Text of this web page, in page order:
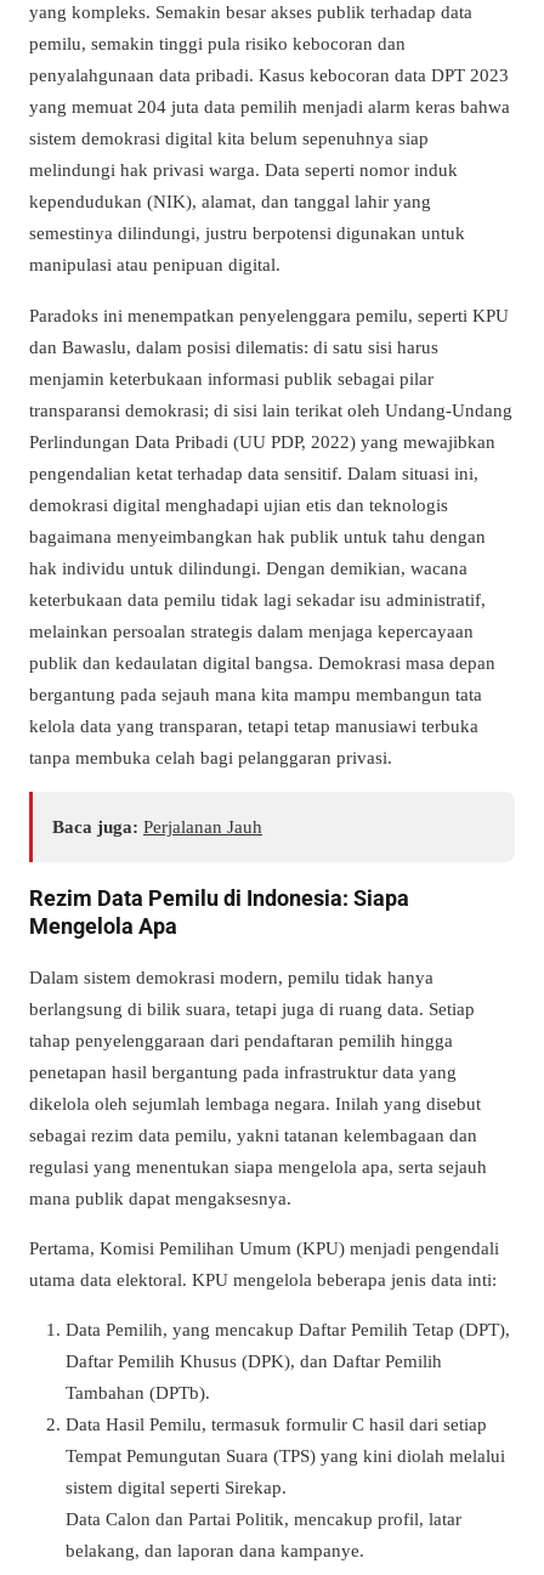
yang kompleks. Semakin besar akses publik terhadap data
pemilu, semakin tinggi pula risiko kebocoran dan
penyalahgunaan data pribadi. Kasus kebocoran data DPT 2023
yang memuat 204 juta data pemilih menjadi alarm keras bahwa
sistem demokrasi digital kita belum sepenuhnya siap
melindungi hak privasi warga. Data seperti nomor induk
kependudukan (NIK), alamat, dan tanggal lahir yang
semestinya dilindungi, justru berpotensi digunakan untuk
manipulasi atau penipuan digital.
Paradoks ini menempatkan penyelenggara pemilu, seperti KPU
dan Bawaslu, dalam posisi dilematis: di satu sisi harus
menjamin keterbukaan informasi publik sebagai pilar
transparansi demokrasi; di sisi lain terikat oleh Undang-Undang
Perlindungan Data Pribadi (UU PDP, 2022) yang mewajibkan
pengendalian ketat terhadap data sensitif. Dalam situasi ini,
demokrasi digital menghadapi ujian etis dan teknologis
bagaimana menyeimbangkan hak publik untuk tahu dengan
hak individu untuk dilindungi. Dengan demikian, wacana
keterbukaan data pemilu tidak lagi sekadar isu administratif,
melainkan persoalan strategis dalam menjaga kepercayaan
publik dan kedaulatan digital bangsa. Demokrasi masa depan
bergantung pada sejauh mana kita mampu membangun tata
kelola data yang transparan, tetapi tetap manusiawi terbuka
tanpa membuka celah bagi pelanggaran privasi.
Baca juga: Perjalanan Jauh
Rezim Data Pemilu di Indonesia: Siapa
Mengelola Apa
Dalam sistem demokrasi modern, pemilu tidak hanya
berlangsung di bilik suara, tetapi juga di ruang data. Setiap
tahap penyelenggaraan dari pendaftaran pemilih hingga
penetapan hasil bergantung pada infrastruktur data yang
dikelola oleh sejumlah lembaga negara. Inilah yang disebut
sebagai rezim data pemilu, yakni tatanan kelembagaan dan
regulasi yang menentukan siapa mengelola apa, serta sejauh
mana publik dapat mengaksesnya.
Pertama, Komisi Pemilihan Umum (KPU) menjadi pengendali
utama data elektoral. KPU mengelola beberapa jenis data inti:
Data Pemilih, yang mencakup Daftar Pemilih Tetap (DPT),
Daftar Pemilih Khusus (DPK), dan Daftar Pemilih
Tambahan (DPTb).
Data Hasil Pemilu, termasuk formulir C hasil dari setiap
Tempat Pemungutan Suara (TPS) yang kini diolah melalui
sistem digital seperti Sirekap.
Data Calon dan Partai Politik, mencakup profil, latar
belakang, dan laporan dana kampanye.